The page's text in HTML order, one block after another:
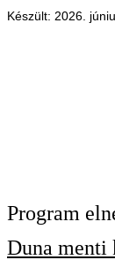
Készült: 2026.
Program
Duna menti